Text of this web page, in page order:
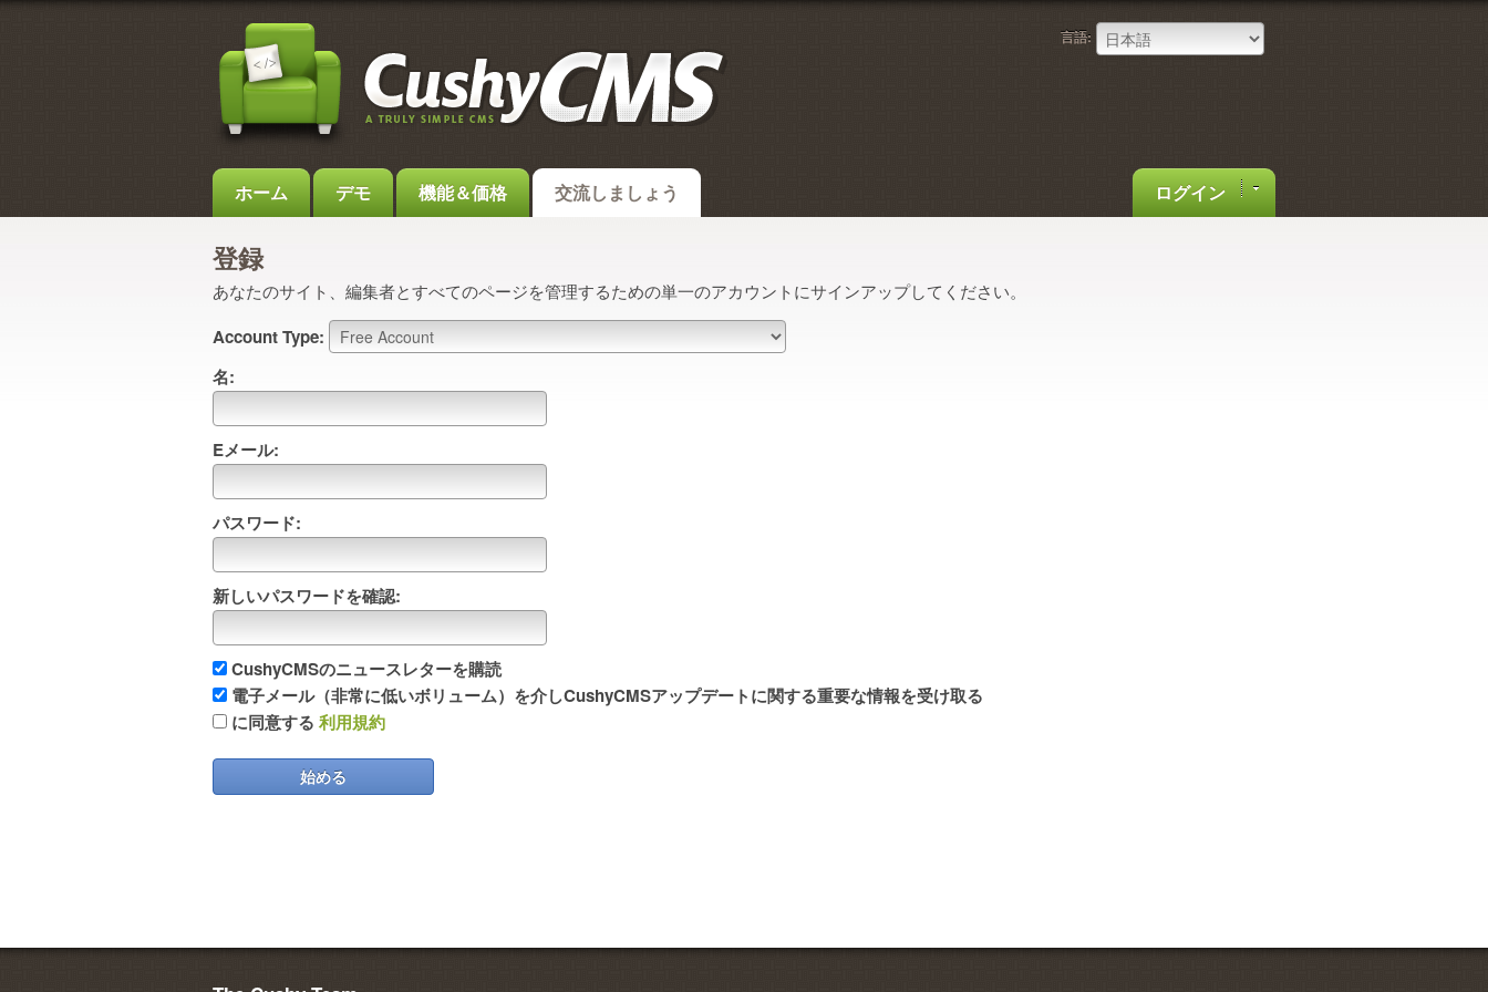
言語:
ホーム デモ 機能＆価格 交流しましょう ログイン
登録
あなたのサイト、編集者とすべてのページを管理するための単一のアカウントにサインアップしてください。
Account Type:
名:
Eメール:
パスワード:
新しいパスワードを確認:
CushyCMSのニュースレターを購読
電子メール（非常に低いボリューム）を介しCushyCMSアップデートに関する重要な情報を受け取る
に同意する 利用規約
始める